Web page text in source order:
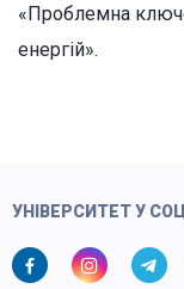
«Проблемна
енергій».
УНІВЕРСИТЕТ У